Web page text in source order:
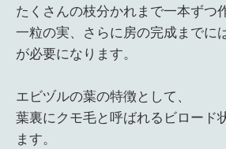
たくさんの枝分かれまで一本ずつ
一粒の実、さらに房の完成までに
が必要になります。
エビヅルの葉の特徴として、
葉裏にクモ毛と呼ばれるビロード
ます。